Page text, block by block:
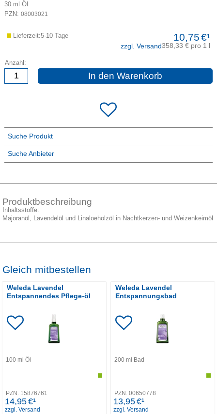
30 ml Öl
PZN: 08003021
10,75€¹
zzgl. Versand358,33 € pro 1 l
Lieferzeit:5-10 Tage
Anzahl:
In den Warenkorb
Suche Produkt
Suche Anbieter
Produktbeschreibung
Inhaltsstoffe:
Majoranöl, Lavendelöl und Linaloeholzöl in Nachtkerzen- und Weizenkeimöl
Gleich mitbestellen
Weleda Lavendel
Entspannendes Pflege-öl
100 ml Öl
PZN: 15876761
14,95€¹
zzgl. Versand
Weleda Lavendel
Entspannungsbad
200 ml Bad
PZN: 00650778
13,95€¹
zzgl. Versand